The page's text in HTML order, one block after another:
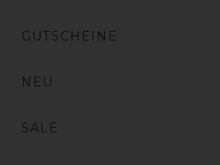
GUTSCHEINE
NEU
SALE